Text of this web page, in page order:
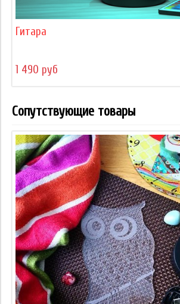
Гитара
1 490 руб
Сопутствующие товары